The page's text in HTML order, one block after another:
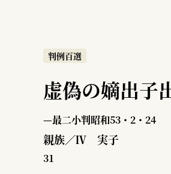
判例百選
虚偽の嫡出子
—最二小判昭和53・2・24
親族／Ⅳ 実子
31